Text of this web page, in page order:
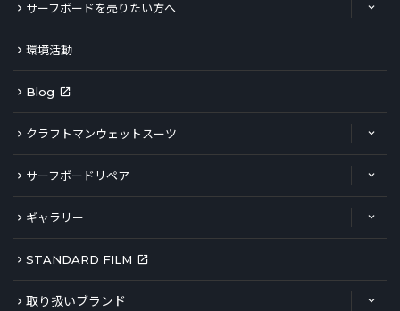
サーフボードを売りたい方へ
環境活動
Blog
クラフトマンウェットスーツ
サーフボードリペア
ギャラリー
STANDARD FILM
取り扱いブランド